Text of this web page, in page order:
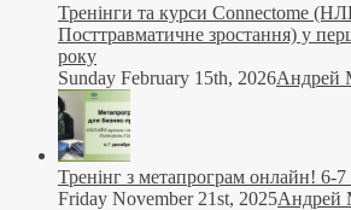
Тренінги та курси Connectome
Посттравматичне зростання) у
року
Sunday February 15th, 2026Андрей
Тренінг з метапрограм онлайн! 6-7
Friday November 21st, 2025Андрей